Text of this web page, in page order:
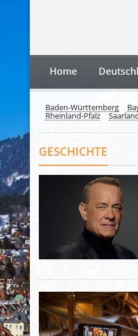
Home
Baden-Württemberg
Rheinland-Pfalz
GESCHICHTE